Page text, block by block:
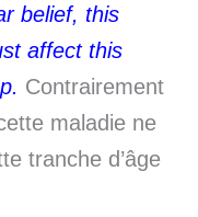
belief, this
affect this
Contrairement
maladie ne
tranche d’âge